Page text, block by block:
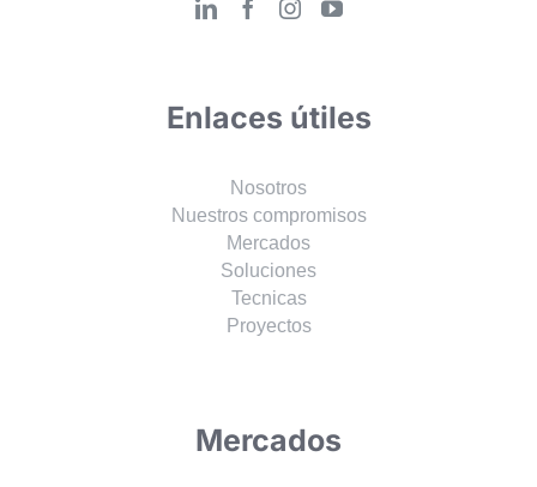
Enlaces útiles
Nosotros
Nuestros compromisos
Mercados
Soluciones
Tecnicas
Proyectos
Mercados